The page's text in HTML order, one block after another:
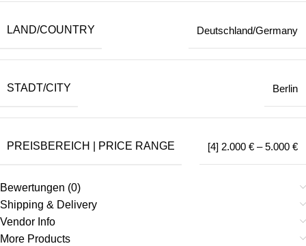
LAND/COUNTRY Deutschland/Germany
STADT/CITY Berlin
PREISBEREICH | PRICE RANGE [4] 2.000 € – 5.000 €
Bewertungen (0)
Shipping & Delivery
Vendor Info
More Products